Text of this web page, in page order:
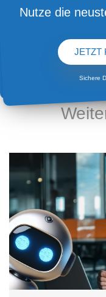
Nutze die
JETZT
Sichere
AKTUELLE